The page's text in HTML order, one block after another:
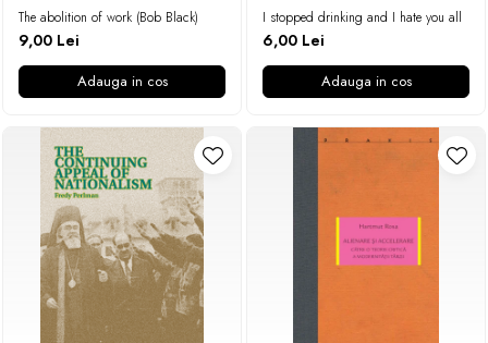
The abolition of work (Bob Black)
9,00 Lei
Adauga in cos
I stopped drinking and I hate you all
6,00 Lei
Adauga in cos